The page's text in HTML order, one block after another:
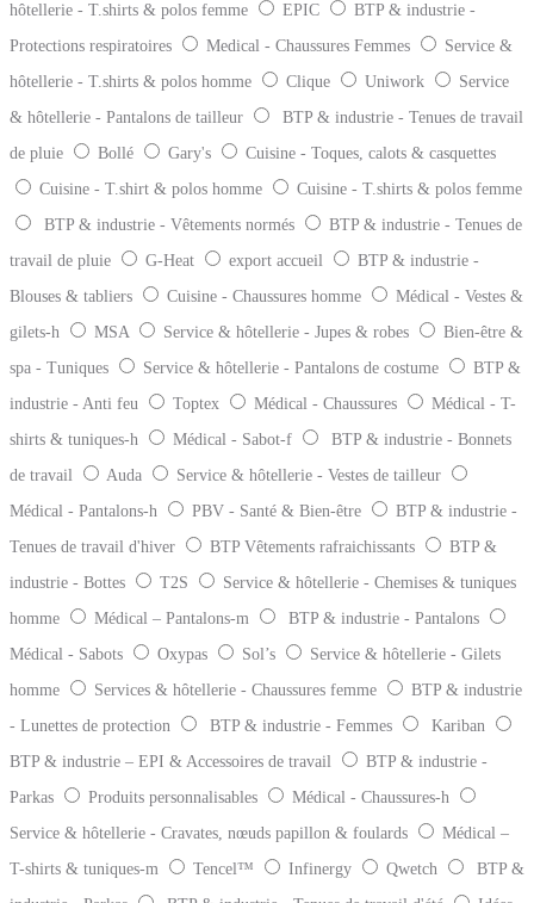
hôtellerie - T.shirts & polos femme
EPIC
BTP & industrie -
Protections respiratoires
Medical - Chaussures Femmes
Service &
hôtellerie - T.shirts & polos homme
Clique Uniwork
Service
& hôtellerie - Pantalons de tailleur
BTP & industrie - Tenues de travail
de pluie
Bollé Gary's
Cuisine - Toques, calots & casquettes
Cuisine - T.shirt & polos homme
Cuisine - T.shirts & polos femme
BTP & industrie - Vêtements normés
BTP & industrie - Tenues de
travail de pluie
G-Heat export accueil
BTP & industrie -
Blouses & tabliers
Cuisine - Chaussures homme
Médical - Vestes &
gilets-h
MSA Service & hôtellerie - Jupes & robes
Bien-être &
spa - Tuniques
Service & hôtellerie - Pantalons de costume
BTP &
industrie - Anti feu
Toptex Médical - Chaussures
Médical - T-
shirts & tuniques-h
Médical - Sabot-f
BTP & industrie - Bonnets
de travail
Auda
Service & hôtellerie - Vestes de tailleur
Médical - Pantalons-h
PBV - Santé & Bien-être
BTP & industrie -
Tenues de travail d'hiver
BTP Vêtements rafraichissants
BTP &
industrie - Bottes
T2S
Service & hôtellerie - Chemises & tuniques
homme
Médical – Pantalons-m
BTP & industrie - Pantalons
Médical - Sabots
Oxypas Sol’s
Service & hôtellerie - Gilets
homme
Services & hôtellerie - Chaussures femme
BTP & industrie
- Lunettes de protection
BTP & industrie - Femmes
Kariban
BTP & industrie – EPI & Accessoires de travail
BTP & industrie -
Parkas
Produits personnalisables
Médical - Chaussures-h
Service & hôtellerie - Cravates, nœuds papillon & foulards
Médical –
T-shirts & tuniques-m
Tencel™ Infinergy Qwetch
BTP &